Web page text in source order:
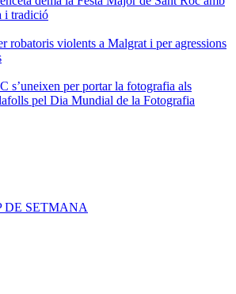
i tradició
robatoris violents a Malgrat i per agressions
s’uneixen per portar la fotografia als
pel Dia Mundial de la Fotografia
DE SETMANA